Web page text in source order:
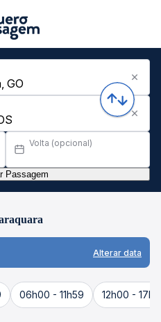
Volta (opcional)
Passagem
Alterar data
06h00 - 11h59 12h00 -